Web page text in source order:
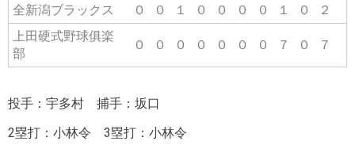
全新潟ブラックス
０ ０ １ ０ ０ ０ ０ １ ０
２
上田硬式野球俱楽
部
０ ０ ０ ０ ０ ０ ０ ７ ０ ７
投手：宇多村 捕手：坂口
2塁打：小林令 3塁打：小林令